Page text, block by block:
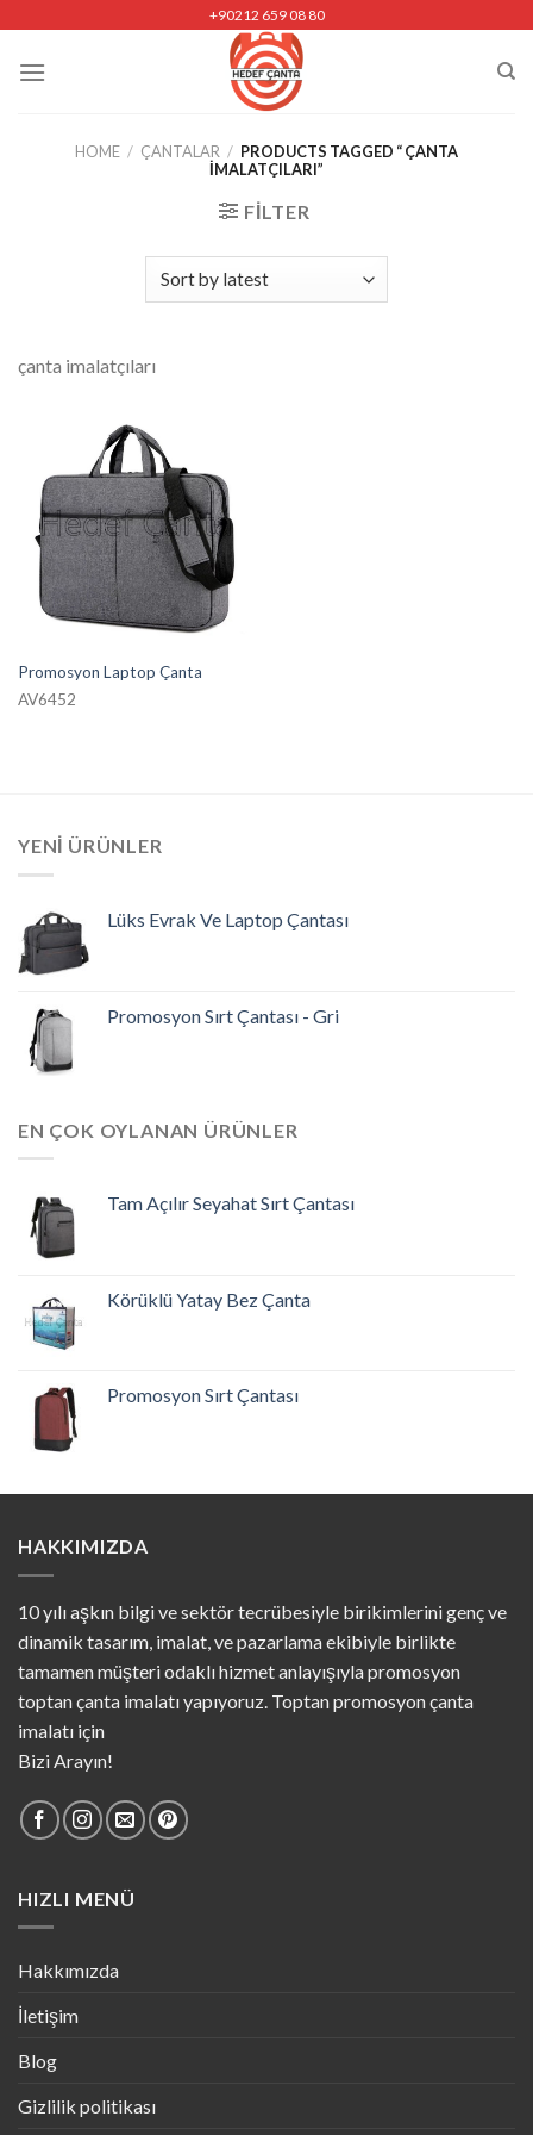
content
+90212 659 08 80
HOME / ÇANTALAR / PRODUCTS TAGGED “ ÇANTA
IMALATÇILARI”
FILTER
çanta imalatçıları
Promosyon Laptop Çanta
AV6452
YENI ÜRÜNLER
Lüks Evrak Ve Laptop Çantası
Promosyon Sırt Çantası - Gri
EN ÇOK OYLANAN ÜRÜNLER
Tam Açılır Seyahat Sırt Çantası
Körüklü Yatay Bez Çanta
Promosyon Sırt Çantası
HAKKIMIZDA
10 yılı aşkın bilgi ve sektör tecrübesiyle birikimlerini genç ve
dinamik tasarım, imalat, ve pazarlama ekibiyle birlikte
tamamen müşteri odaklı hizmet anlayışıyla promosyon
toptan çanta imalatı yapıyoruz. Toptan promosyon çanta
imalatı için
Bizi Arayın!
HIZLI MENÜ
Hakkımızda
İletişim
Blog
Gizlilik politikası